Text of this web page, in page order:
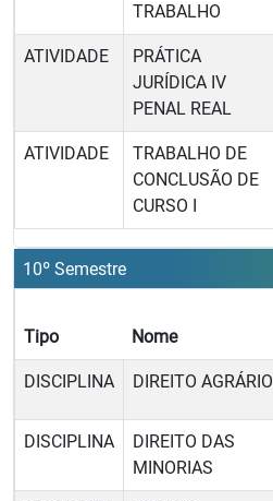
TRABALHO
ATIVIDADE
PRÁTICA
JURÍDICA IV 
PENAL REAL
ATIVIDADE
TRABALHO DE
CONCLUSÃO DE
CURSO I
10º Semestre
Tipo Nome
DISCIPLINA DIREITO AGRÁRIO
DISCIPLINA
DIREITO DAS
MINORIAS